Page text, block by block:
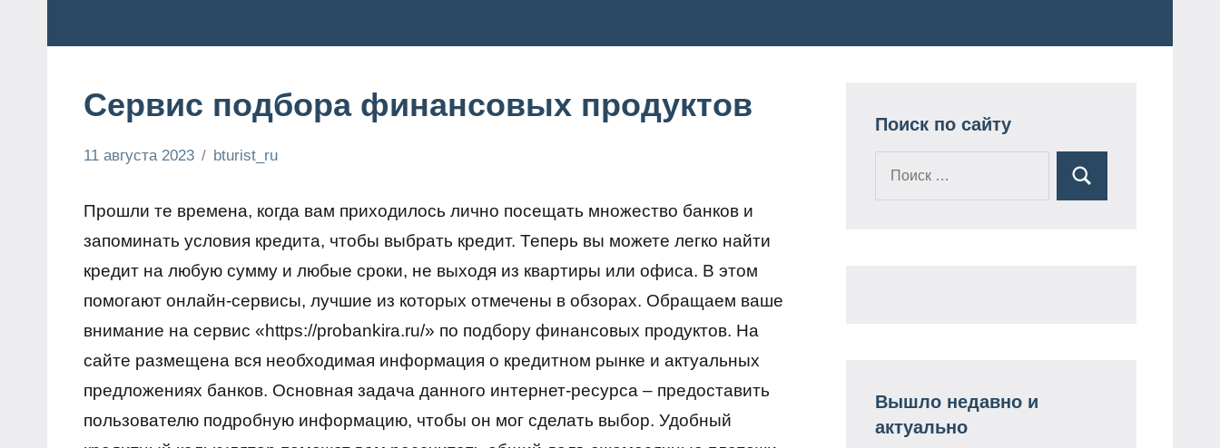
Сервис подбора финансовых продуктов
финансы
11 августа 2023 bturist_ru
Прошли те времена, когда вам приходилось лично посещать множество банков и
запоминать условия кредита, чтобы выбрать кредит. Теперь вы можете легко найти
кредит на любую сумму и любые сроки, не выходя из квартиры или офиса. В этом
помогают онлайн-сервисы, лучшие из которых отмечены в обзорах. Обращаем ваше
внимание на сервис «https://probankira.ru/» по подбору финансовых продуктов. На
сайте размещена вся необходимая информация о кредитном рынке и актуальных
предложениях банков. Основная задача данного интернет-ресурса – предоставить
пользователю подробную информацию, чтобы он мог сделать выбор. Удобный
Поиск по сайту
Поиск
Вышло недавно и
актуально